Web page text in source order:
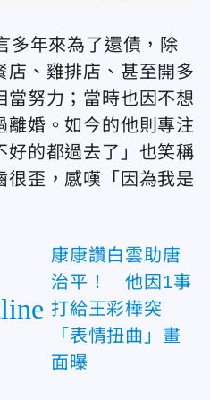
多年來為了還債，除
店、雞排店、甚至開多
當努力；當時也因不想
離婚。如今的他則專注
好的都過去了」也笑稱
很歪，感嘆「因為我是
康康讚白雲助唐
治平！ 他因1事
打給王彩樺突
「表情扭曲」畫
面曝